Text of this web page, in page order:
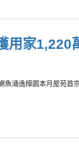
用家1,220
涌逸樺園本月屋苑首